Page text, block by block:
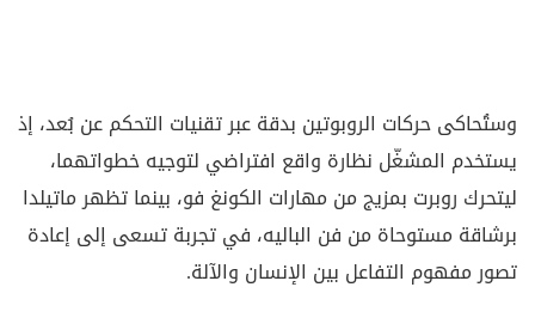
وستُحاكى حركات الروبوتين بدقة عبر تقنيات التحكم عن بُعد، إذ
يستخدم المشغّل نظارة واقع افتراضي لتوجيه خطواتهما،
ليتحرك روبرت بمزيج من مهارات الكونغ فو، بينما تظهر ماتيلدا
برشاقة مستوحاة من فن الباليه، في تجربة تسعى إلى إعادة
تصور مفهوم التفاعل بين الإنسان والآلة.